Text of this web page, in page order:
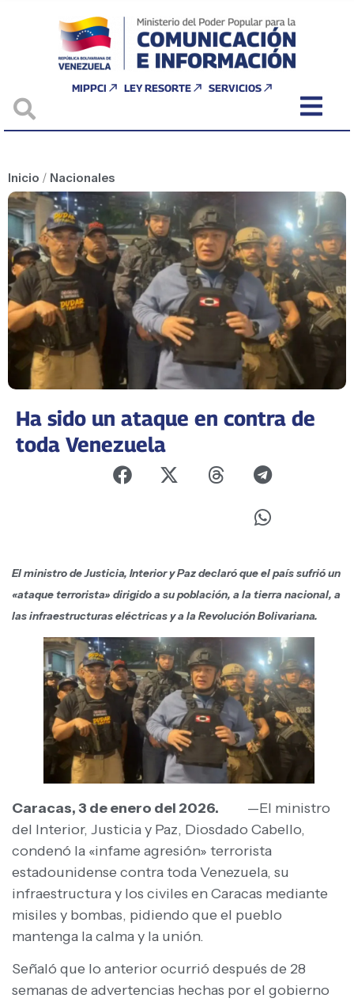
MIPPCI LEY RESORTE SERVICIOS
Inicio / Nacionales
Ha sido un ataque en contra de
toda Venezuela
El ministro de Justicia, Interior y Paz declaró que el país sufrió un
«ataque terrorista» dirigido a su población, a la tierra nacional, a
las infraestructuras eléctricas y a la Revolución Bolivariana.
Caracas, 3 de enero del 2026. —El ministro
del Interior, Justicia y Paz, Diosdado Cabello,
condenó la «infame agresión» terrorista
estadounidense contra toda Venezuela, su
infraestructura y los civiles en Caracas mediante
misiles y bombas, pidiendo que el pueblo
mantenga la calma y la unión.
Señaló que lo anterior ocurrió después de 28
semanas de advertencias hechas por el gobierno